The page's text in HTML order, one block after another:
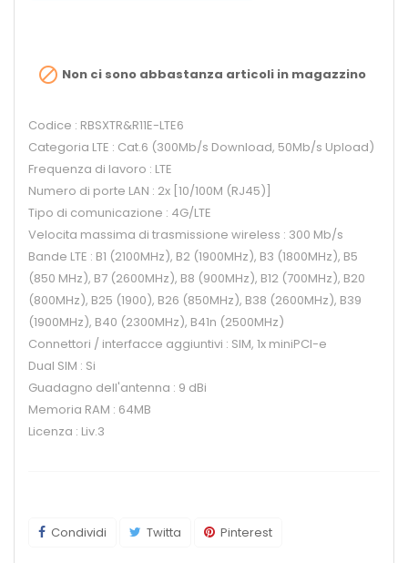
 Non ci sono abbastanza articoli in magazzino
Codice : RBSXTR&R11E-LTE6
Categoria LTE : Cat.6 (300Mb/s Download, 50Mb/s Upload)
Frequenza di lavoro : LTE
Numero di porte LAN : 2x [10/100M (RJ45)]
Tipo di comunicazione : 4G/LTE
Velocita massima di trasmissione wireless : 300 Mb/s
Bande LTE : B1 (2100MHz), B2 (1900MHz), B3 (1800MHz), B5
(850 MHz), B7 (2600MHz), B8 (900MHz), B12 (700MHz), B20
(800MHz), B25 (1900), B26 (850MHz), B38 (2600MHz), B39
(1900MHz), B40 (2300MHz), B41n (2500MHz)
Connettori / interfacce aggiuntivi : SIM, 1x miniPCI-e
Dual SIM : Si
Guadagno dell'antenna : 9 dBi
Memoria RAM : 64MB
Licenza : Liv.3
Condividi Twitta Pinterest